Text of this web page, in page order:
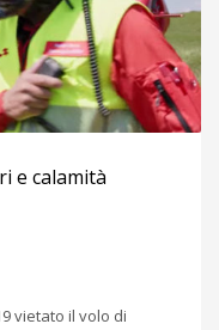
e calamità
vietato il volo di